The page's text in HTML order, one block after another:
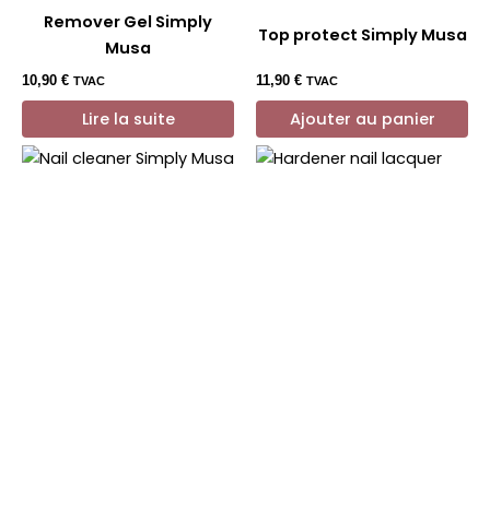
Remover Gel Simply
Musa
10,90 € TVAC
Lire la suite
Top protect Simply Musa
11,90 € TVAC
Ajouter au panier